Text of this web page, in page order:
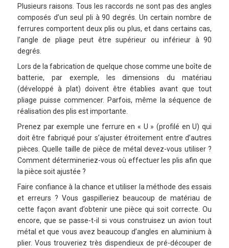
Plusieurs raisons. Tous les raccords ne sont pas des angles
composés d’un seul pli à 90 degrés. Un certain nombre de
ferrures comportent deux plis ou plus, et dans certains cas,
l’angle de pliage peut être supérieur ou inférieur à 90
degrés.
Lors de la fabrication de quelque chose comme une boîte de
batterie, par exemple, les dimensions du matériau
(développé à plat) doivent être établies avant que tout
pliage puisse commencer. Parfois, même la séquence de
réalisation des plis est importante.
Prenez par exemple une ferrure en « U » (profilé en U) qui
doit être fabriqué pour s’ajuster étroitement entre d’autres
pièces. Quelle taille de pièce de métal devez-vous utiliser ?
Comment détermineriez-vous où effectuer les plis afin que
la pièce soit ajustée ?
Faire confiance à la chance et utiliser la méthode des essais
et erreurs ? Vous gaspilleriez beaucoup de matériau de
cette façon avant d’obtenir une pièce qui soit correcte. Ou
encore, que se passe-t-il si vous construisez un avion tout
métal et que vous avez beaucoup d’angles en aluminium à
plier. Vous trouveriez très dispendieux de pré-découper de